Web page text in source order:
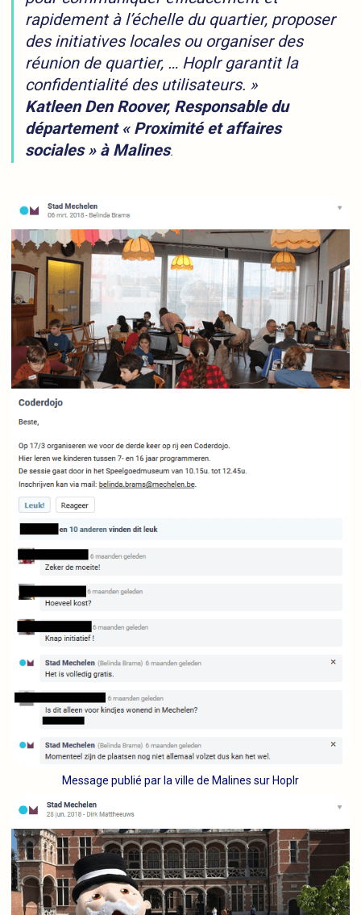
rapidement à l’échelle du quartier, proposer
des initiatives locales ou organiser des
réunion de quartier, … Hoplr garantit la
confidentialité des utilisateurs. »
Katleen Den Roover, Responsable du
département « Proximité et affaires
sociales » à Malines.
Message publié par la ville de Malines sur Hoplr